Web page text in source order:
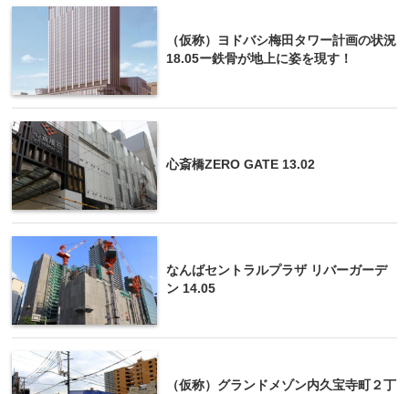
（仮称）ヨドバシ梅田タワー計画の状況
18.05ー鉄骨が地上に姿を現す！
心斎橋ZERO GATE 13.02
なんばセントラルプラザ リバーガーデ
ン 14.05
（仮称）グランドメゾン内久宝寺町２丁